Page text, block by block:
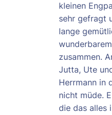
kleinen
sehr gefragt
lange
zusammen.
Jutta, Ute
Herrmann in
nicht müde.
die das alles